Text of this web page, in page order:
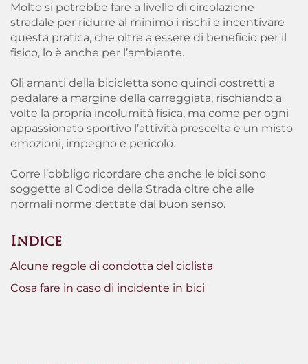
Molto si potrebbe fare a livello di circolazione
stradale per ridurre al minimo i rischi e incentivare
questa pratica, che oltre a essere di beneficio per il
fisico, lo è anche per l’ambiente.
Gli amanti della bicicletta sono quindi costretti a
pedalare a margine della carreggiata, rischiando a
volte la propria incolumità fisica, ma come per ogni
appassionato sportivo l’attività prescelta è un misto
emozioni, impegno e pericolo.
Corre l’obbligo ricordare che anche le bici sono
soggette al Codice della Strada oltre che alle
normali norme dettate dal buon senso.
Indice
Alcune regole di condotta del ciclista
Cosa fare in caso di incidente in bici